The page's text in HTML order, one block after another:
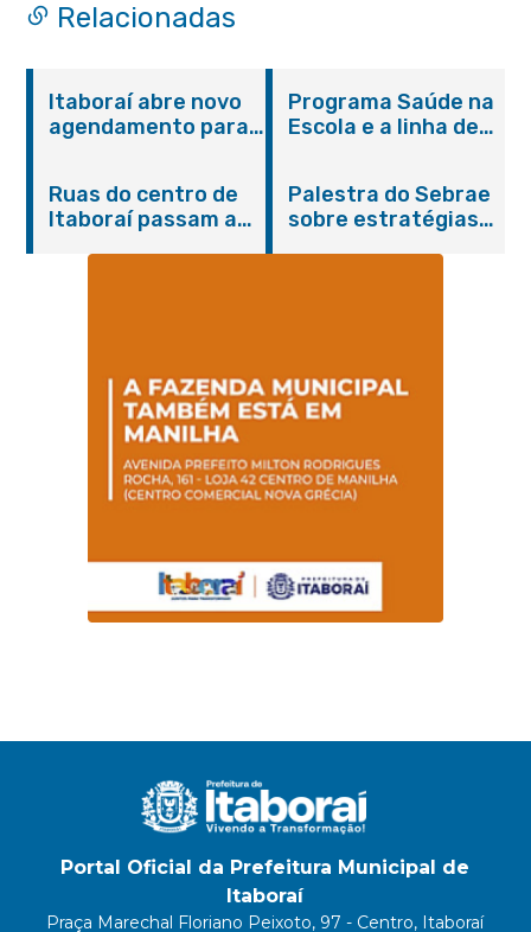
Relacionadas
Itaboraí abre novo
agendamento para
Programa Saúde na
Escola e a linha de
promovem
conscientização
sobre hanseníase
Ruas do centro de
Itaboraí passam a
Palestra do Sebrae
sobre estratégias
Portal Oficial da Prefeitura Municipal de
Itaboraí
Praça Marechal Floriano Peixoto, 97 - Centro, Itaboraí